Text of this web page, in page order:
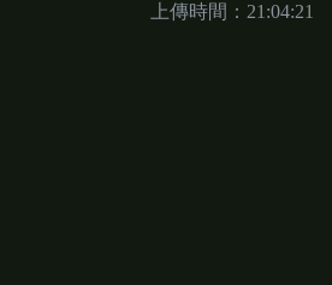
上傳時間：21:04:21